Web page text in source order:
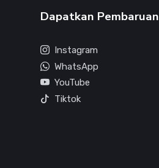
Dapatkan Pembaruan
Instagram
WhatsApp
YouTube
Tiktok